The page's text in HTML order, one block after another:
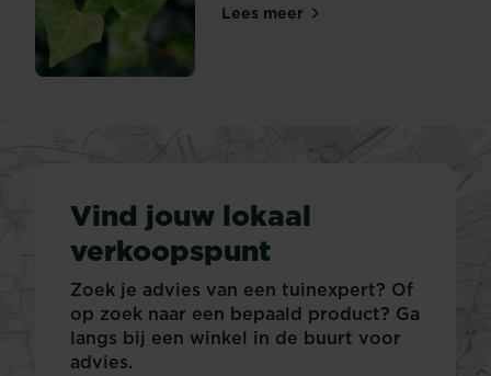
Lees meerKlimop snoeien en
Vind jouw lokaal
verkoopspunt
Zoek je advies van een tuinexpert? Of
op zoek naar een bepaald product? Ga
langs bij een winkel in de buurt voor
advies.